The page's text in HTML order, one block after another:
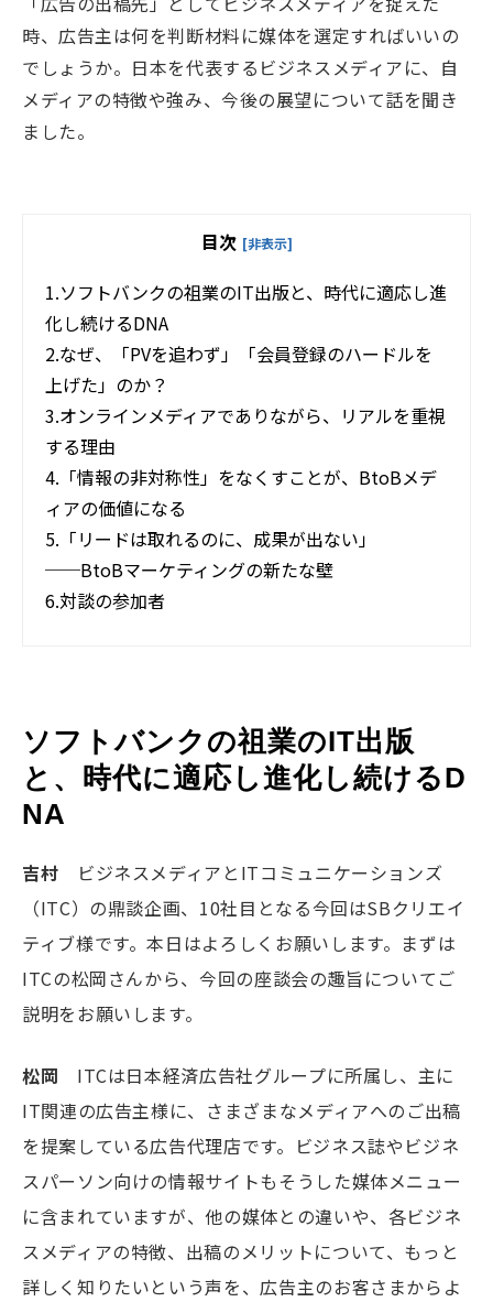
時、広告主は何を判断材料に媒体を選定すればいいの
でしょうか。日本を代表するビジネスメディアに、自
メディアの特徴や強み、今後の展望について話を聞き
ました。
目次 [非表示]
1.ソフトバンクの祖業のIT出版と、時代に適応し進
化し続けるDNA
2.なぜ、「PVを追わず」「会員登録のハードルを
上げた」のか？
3.オンラインメディアでありながら、リアルを重視
する理由
4. 「情報の非対称性」をなくすことが、BtoBメデ
ィアの価値になる
5. 「リードは取れるのに、成果が出ない」
──BtoBマーケティングの新たな壁
6.対談の参加者
ソフトバンクの祖業のIT出版
と、時代に適応し進化し続けるD
NA
吉村 ビジネスメディアとITコミュニケーションズ
（ITC）の鼎談企画、10社目となる今回はSBクリエイ
ティブ様です。本日はよろしくお願いします。まずは
ITCの松岡さんから、今回の座談会の趣旨についてご
説明をお願いします。
松岡 ITCは日本経済広告社グループに所属し、主に
IT関連の広告主様に、さまざまなメディアへのご出稿
を提案している広告代理店です。ビジネス誌やビジネ
スパーソン向けの情報サイトもそうした媒体メニュー
に含まれていますが、他の媒体との違いや、各ビジネ
スメディアの特徴、出稿のメリットについて、もっと
詳しく知りたいという声を、広告主のお客さまからよ